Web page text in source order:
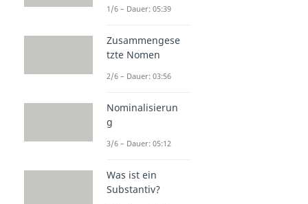
1/6 – Dauer: 05:39
Zusammengese
tzte Nomen
2/6 – Dauer: 03:56
Nominalisierun
g
3/6 – Dauer: 05:12
Was ist ein
Substantiv?